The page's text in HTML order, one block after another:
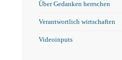
Über Gedanken herrschen
Verantwortlich wirtschaften
Videoinputs